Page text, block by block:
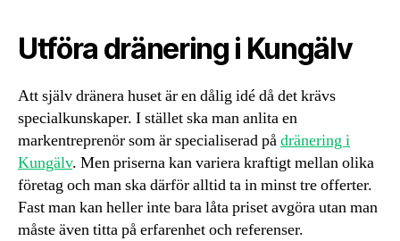
Utföra dränering i Kungälv
Att själv dränera huset är en dålig idé då det krävs
specialkunskaper. I stället ska man anlita en
markentreprenör som är specialiserad pådränering i
Kungälv. Men priserna kan variera kraftigt mellan olika
företag och man ska därför alltid ta in minst tre offerter.
Fast man kan heller inte bara låta priset avgöra utan man
måste även titta på erfarenhet och referenser.